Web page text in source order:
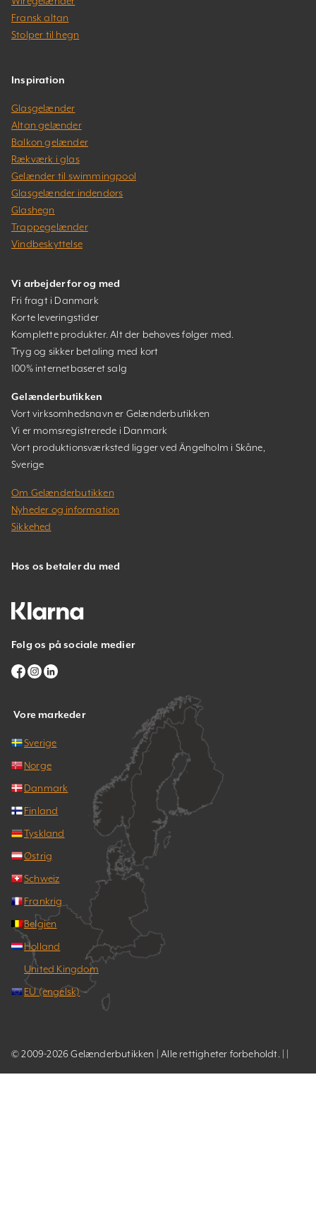
Fransk altan
Stolper til hegn
Inspiration
Glasgelænder
Altan gelænder
Balkon gelænder
Rækværk i glas
Gelænder til swimmingpool
Glasgelænder indendørs
Glashegn
Trappegelænder
Vindbeskyttelse
Vi arbejder for og med
Fri fragt i Danmark
Korte leveringstider
Komplette produkter. Alt der behøves følger med.
Tryg og sikker betaling med kort
100% internetbaseret salg
Gelænderbutikken
Vort virksomhedsnavn er Gelænderbutikken
Vi er momsregistrerede i Danmark
Vort produktionsværksted ligger ved Ängelholm i Skåne,
Sverige
Om Gelænderbutikken
Nyheder og information
Sikkehed
Hos os betaler du med
Følg os på sociale medier
Vore markeder
Sverige
Norge
Danmark
Finland
Tyskland
Østrig
Schweiz
Frankrig
Belgien
Holland
United Kingdom
EU (engelsk)
© 2009-2026 Gelænderbutikken | Alle rettigheter forbeholdt. | |